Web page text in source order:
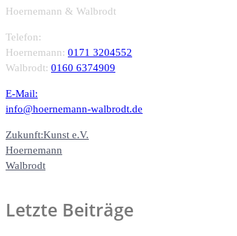
Hoernemann & Walbrodt
Telefon:
Hoernemann: 0171 3204552
Walbrodt: 0160 6374909
E-Mail:
info@hoernemann-walbrodt.de
Zukunft:Kunst e.V.
Hoernemann
Walbrodt
Letzte Beiträge